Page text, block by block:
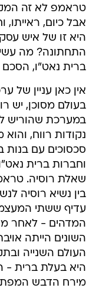
אבל כיום,
היא זו של איש
התחתונה? מה
ברית נאט"ו,
אין כאן עניין של
בעולם מסוכן, יש
במערכת שהוריש
נקודות רווח,
סכסוכים עם בנות
וחברות ברית
שאלת רוסיה.
בין נשיא רוסיה
עדיף ששתי
המדהים - לאחר
השונים הייתה
העולם השנייה
היא בעלת ברית -
מירח הדבש